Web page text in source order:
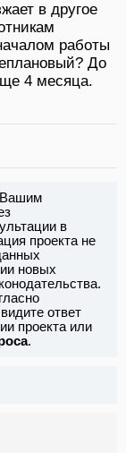
в другое
работы
До
4 месяца.
Вашим
в
проекта не
новых
ответ
проекта или
.